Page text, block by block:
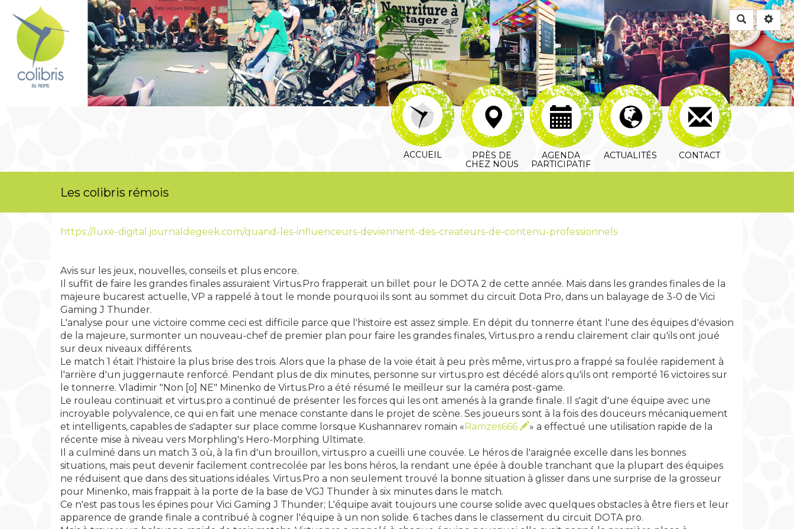
Rechercher
Les colibris rémois
ACCUEIL
PRÈS DE
CHEZ NOUS
AGENDA
PARTICIPATIF
ACTUALITÉS CONTACT
https://luxe-digital.journaldegeek.com/quand-les-influenceurs-deviennent-des-createurs-de-contenu-professionnels
Avis sur les jeux, nouvelles, conseils et plus encore.
Il suffit de faire les grandes finales assuraient Virtus.Pro frapperait un billet pour le DOTA 2 de cette année. Mais dans les grandes finales de la
majeure bucarest actuelle, VP a rappelé à tout le monde pourquoi ils sont au sommet du circuit Dota Pro, dans un balayage de 3-0 de Vici
Gaming J Thunder.
L'analyse pour une victoire comme ceci est difficile parce que l'histoire est assez simple. En dépit du tonnerre étant l'une des équipes d'évasion
de la majeure, surmonter un nouveau-chef de premier plan pour faire les grandes finales, Virtus.pro a rendu clairement clair qu'ils ont joué
sur deux niveaux différents.
Le match 1 était l'histoire la plus brise des trois. Alors que la phase de la voie était à peu près même, virtus.pro a frappé sa foulée rapidement à
l'arrière d'un juggernaute renforcé. Pendant plus de dix minutes, personne sur virtus.pro est décédé alors qu'ils ont remporté 16 victoires sur
le tonnerre. Vladimir "Non [o] NE" Minenko de Virtus.Pro a été résumé le meilleur sur la caméra post-game.
Le rouleau continuait et virtus.pro a continué de présenter les forces qui les ont amenés à la grande finale. Il s'agit d'une équipe avec une
incroyable polyvalence, ce qui en fait une menace constante dans le projet de scène. Ses joueurs sont à la fois des douceurs mécaniquement
et intelligents, capables de s'adapter sur place comme lorsque Kushannarev romain «Ramzes666
» a effectué une utilisation rapide de la
récente mise à niveau vers Morphling's Hero-Morphing Ultimate.
Il a culminé dans un match 3 où, à la fin d'un brouillon, virtus.pro a cueilli une couvée. Le héros de l'araignée excelle dans les bonnes
situations, mais peut devenir facilement contrecolée par les bons héros, la rendant une épée à double tranchant que la plupart des équipes
ne réduisent que dans des situations idéales. Virtus.Pro a non seulement trouvé la bonne situation à glisser dans une surprise de la grosseur
pour Minenko, mais frappait à la porte de la base de VGJ Thunder à six minutes dans le match.
Ce n'est pas tous les épines pour Vici Gaming J Thunder; L'équipe avait toujours une course solide avec quelques obstacles à être fiers et leur
apparence de grande finale a contribué à cogner l'équipe à un non solide. 6 taches dans le classement du circuit DOTA pro.